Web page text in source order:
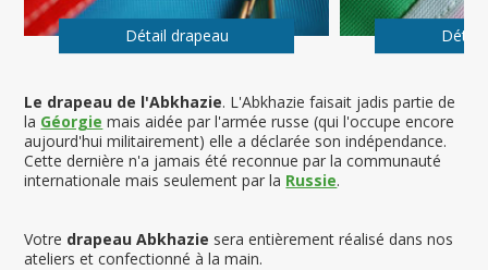
Le drapeau de l'Abkhazie. L'Abkhazie faisait jadis partie de
la Géorgie mais aidée par l'armée russe (qui l'occupe encore
aujourd'hui militairement) elle a déclarée son indépendance.
Cette dernière n'a jamais été reconnue par la communauté
internationale mais seulement par la Russie.
Votre drapeau Abkhazie sera entièrement réalisé dans nos
ateliers et confectionné à la main.
Détail drapeau Détail